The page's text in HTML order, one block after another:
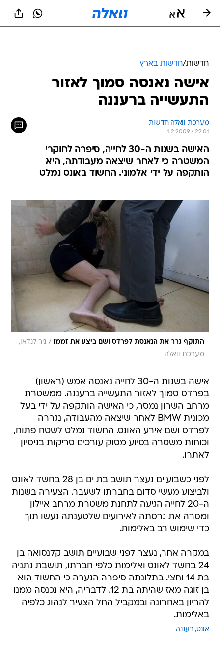
חדשות/חדשות בארץ
אישה נאנסה סמוך לאזור
התעשייה ברעננה
מערכת וואלה חדשות
1.2.2009 / 22:01
האישה בשנות ה-30 לחייה, סיפרה לחוקרי
המשטרה כי לאחר שיצאה מעבודתה, היא
הותקפה על ידי אלמוני. החשוד באונס נמלט
התוקף גרר את הנאנסת לפרדס ושם ביצע את זממו / ניר לנדאו,
מערכת וואלה
אישה בשנות ה-30 לחייה נאנסה אמש (ראשון)
בפרדס סמוך לאזור התעשייה ברעננה. ממשטרת
מרחב השרון נמסר, כי האישה הותקפה על ידי בעל
מכונית BMW לאחר שיצאה מהעבודה, נגררה
לפרדס ושם אירע האונס. החשוד נמלט לשטח פתוח,
וכוחות משטרה בסיוע מסוק עורכים סריקות בניסיון
לאתרו.
לפני כשבועיים נעצר תושב בת ים בן 28 בחשד לאונס
ולביצוע מעשי סדום בחברתו לשעבר. הצעירה בשנות
ה-20 לחייה הגיעה לתחנת משטרת מרחב איילון
ומסרה את גרסתה לאירועים שלטענתה נעשו תוך
כדי שימוש רב באלימות.
במקרה אחר, נעצר לפני שבועיים תושב קלנסואה בן
24 בחשד לאונס ואלימות כלפי חברתו, תושבת נתניה
בת 14 וחצי. בתלונתה סיפרה הנערה כי החשוד הוא
בן זוגה מאז שהיתה בת 12. לדבריה, היא נכנסה ממנו
להריון באחרונה ובמקביל החל הצעיר לנהוג כלפיה
באלימות.
אונס רעננה